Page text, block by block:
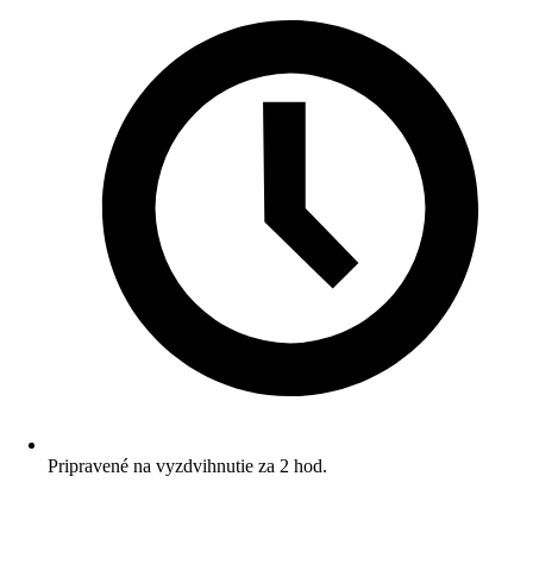
Pripravené na vyzdvihnutie za 2 hod.